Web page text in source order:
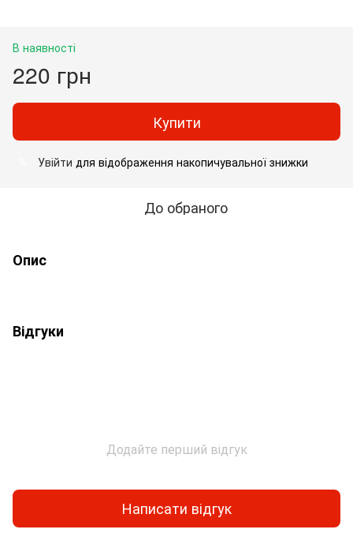
В наявності
220 грн
Купити
Увійти для відображення накопичувальної знижки
До обраного
Опис
Відгуки
Додайте перший відгук
Написати відгук